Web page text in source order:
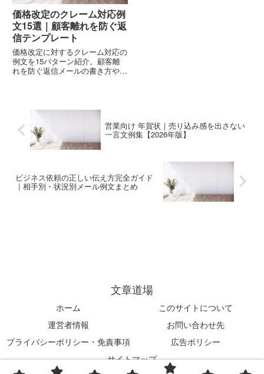
価格改定のクレーム対応例
文15選｜顧客離れを防ぐ返
信テンプレート
価格改定に対するクレーム対応の
例文を15パターン紹介。顧客離
れを防ぐ返信メールの書き方や
営業向け 年賀状｜売り込み感を出さない
一言文例集【2026年版】
ビジネス依頼の正しい伝え方完全ガイド
｜相手別・状況別メール例文まとめ
文章道場
ホーム
このサイトについて
運営者情報
お問い合わせ先
プライバシーポリシー・免責事項
広告ポリシー
サイトマップ